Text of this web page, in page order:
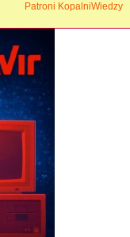
Patroni KopalniWiedzy